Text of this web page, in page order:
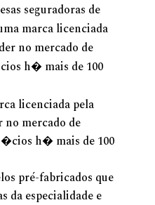
seguradoras de
marca licenciada
no mercado de
h� mais de 100
licenciada pela
mercado de
h� mais de 100
pré-fabricados que
da especialidade e